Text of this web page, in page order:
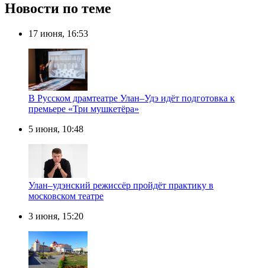
Новости по теме
17 июня, 16:53
В Русском драмтеатре Улан–Удэ идёт подготовка к
премьере «Три мушкетёра»
5 июня, 10:48
Улан–удэнский режиссёр пройдёт практику в
московском театре
3 июня, 15:20